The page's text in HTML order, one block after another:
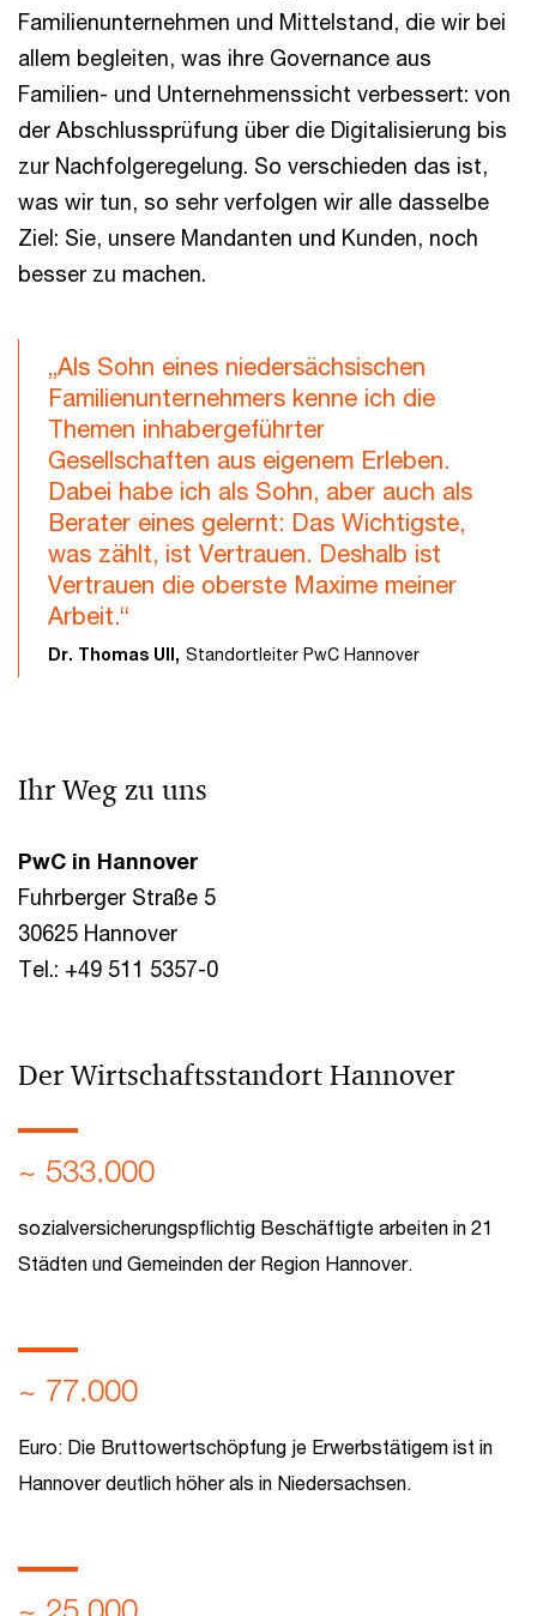
Familienunternehmen und Mittelstand, die wir bei
allem begleiten, was ihre Governance aus
Familien- und Unternehmenssicht verbessert: von
der Abschlussprüfung über die Digitalisierung bis
zur Nachfolgeregelung. So verschieden das ist,
was wir tun, so sehr verfolgen wir alle dasselbe
Ziel: Sie, unsere Mandanten und Kunden, noch
besser zu machen.
„Als Sohn eines niedersächsischen
Familienunternehmers kenne ich die
Themen inhabergeführter
Gesellschaften aus eigenem Erleben.
Dabei habe ich als Sohn, aber auch als
Berater eines gelernt: Das Wichtigste,
was zählt, ist Vertrauen. Deshalb ist
Vertrauen die oberste Maxime meiner
Arbeit.“
Dr. Thomas Ull, Standortleiter PwC Hannover
Ihr Weg zu uns
PwC in Hannover
Fuhrberger Straße 5
30625 Hannover
Tel.: +49 511 5357-0
Der Wirtschaftsstandort Hannover
~ 533.000
sozialversicherungspflichtig Beschäftigte­ arbeiten in 21
Städten und Gemeinden der Region Hannover.
~ 77.000
Euro: Die Bruttowertschöpfung je Erwerbstätigem ist in
Hannover deutlich höher als in Niedersachsen.